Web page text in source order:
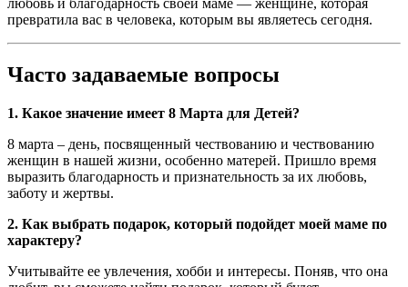
любовь и благодарность своей маме — женщине, которая
превратила вас в человека, которым вы являетесь сегодня.
Часто задаваемые вопросы
1. Какое значение имеет 8 Марта для Детей?
8 марта – день, посвященный чествованию и чествованию
женщин в нашей жизни, особенно матерей. Пришло время
выразить благодарность и признательность за их любовь,
заботу и жертвы.
2. Как выбрать подарок, который подойдет моей маме по
характеру?
Учитывайте ее увлечения, хобби и интересы. Поняв, что она